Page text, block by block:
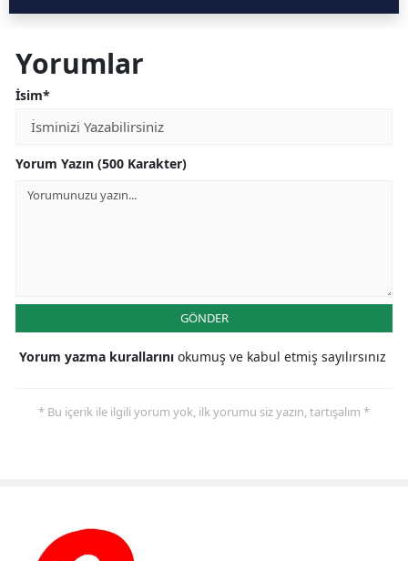
Yorumlar
İsim*
Yorum Yazın (500 Karakter)
GÖNDER
Yorum yazma kurallarını okumuş ve kabul etmiş sayılırsınız
* Bu içerik ile ilgili yorum yok, ilk yorumu siz yazın, tartışalım *